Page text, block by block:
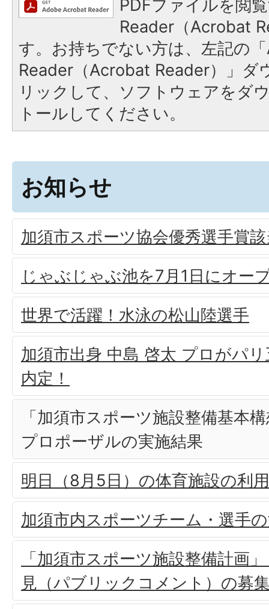
PDFファイルを閲
Reader（Acrobat
す。お持ちでない方は、左記の
Reader（Acrobat Reader）」ダ
リックして、ソフトウェアをダ
トールしてください。
お知らせ
加須市スポーツ協会優秀選手賞
じゃぶじゃぶ池を7月1日にオー
世界で活躍！水泳の松山陸選手
加須市出身 中島 啓太 プロがパ
内定！
「加須市スポーツ施設整備基本
プロポーザルの実施結果
明日（8月5日）の体育施設の利
加須市内スポーツチーム・選手
「加須市スポーツ施設整備計画
見（パブリックコメント）の募